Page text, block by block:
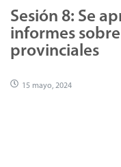
Sesión 8: Se
informes
provinciales
15 mayo, 2024